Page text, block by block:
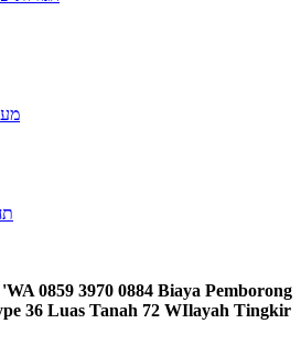
36 Luas Tanah 72 WIlayah Tingkir